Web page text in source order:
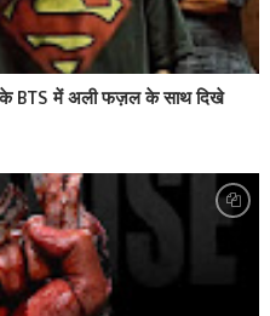
के BTS में अली फज़ल के साथ दिखे